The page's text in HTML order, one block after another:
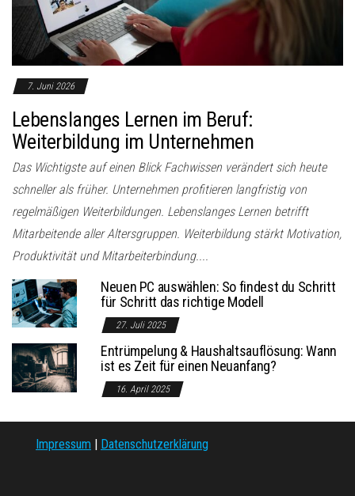
7. Juni 2026
Lebenslanges Lernen im Beruf:
Weiterbildung im Unternehmen
Das Wichtigste auf einen Blick Fachwissen verändert sich heute
schneller als früher. Unternehmen profitieren langfristig von
regelmäßigen Weiterbildungen. Lebenslanges Lernen betrifft
Mitarbeitende aller Altersgruppen. Weiterbildung stärkt Motivation,
Produktivität und Mitarbeiterbindung....
Neuen PC auswählen: So findest du Schritt
für Schritt das richtige Modell
27. Juli 2025
Entrümpelung & Haushaltsauflösung: Wann
ist es Zeit für einen Neuanfang?
16. April 2025
Impressum | Datenschutzerklärung